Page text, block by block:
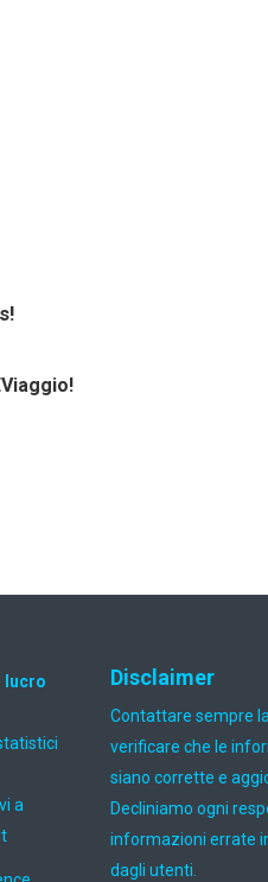
lucro
a
Disclaimer
Contattare sempre
verificare che le
siano corrette e
Decliniamo ogni
informazioni errate
dagli utenti.